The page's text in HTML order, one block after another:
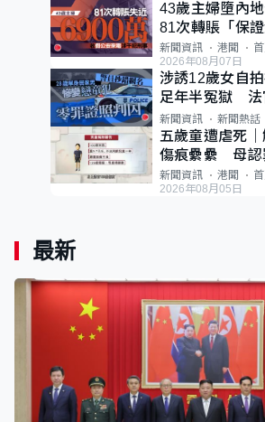
43歲主婦墮內
81次轉賬「保
元
新聞資訊 港聞
2026年08月07日
涉誘12歲女自
足年半冤獄 法
標點
新聞資訊 新聞熱話
五歲童遭虐死
傷痕纍纍 母
冷血：同類案
新聞資訊 港聞
2026年08月05日
最新